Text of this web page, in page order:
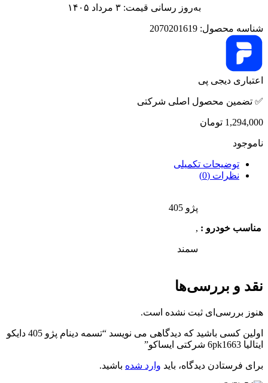
به‌روز رسانی قیمت: ۳ مرداد ۱۴۰۵
شناسه محصول: 2070201619
اعتباری دیجی پی
✅ تضمین محصول اصلی شرکتی
1,294,000 تومان
ناموجود
توضیحات تکمیلی
نظرات (0)
مناسب خودرو :
پژو 405
,
سمند
نقد و بررسی‌ها
هنوز بررسی‌ای ثبت نشده است.
اولین کسی باشید که دیدگاهی می نویسد “تسمه دینام پژو 405 دایکو
ایتالیا 6pk1663 شرکتی ایساکو”
برای فرستادن دیدگاه، باید وارد شده باشید.